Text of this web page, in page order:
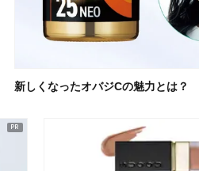
新しくなったオバジCの魅力とは？